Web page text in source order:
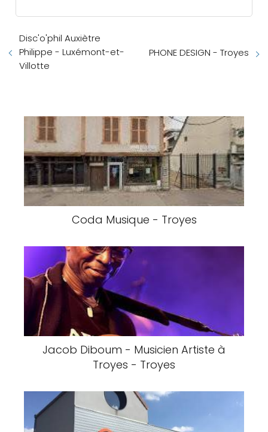
Disc'o'phil Auxiètre
Philippe - Luxémont-et-
Villotte
PHONE DESIGN - Troyes
Coda Musique - Troyes
Jacob Diboum - Musicien Artiste à
Troyes - Troyes